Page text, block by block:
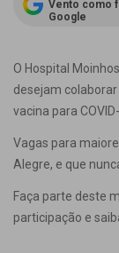
Vento como
Google
O Hospital
desejam
vacina para
Vagas para
Alegre, e que
Faça parte deste
participação e